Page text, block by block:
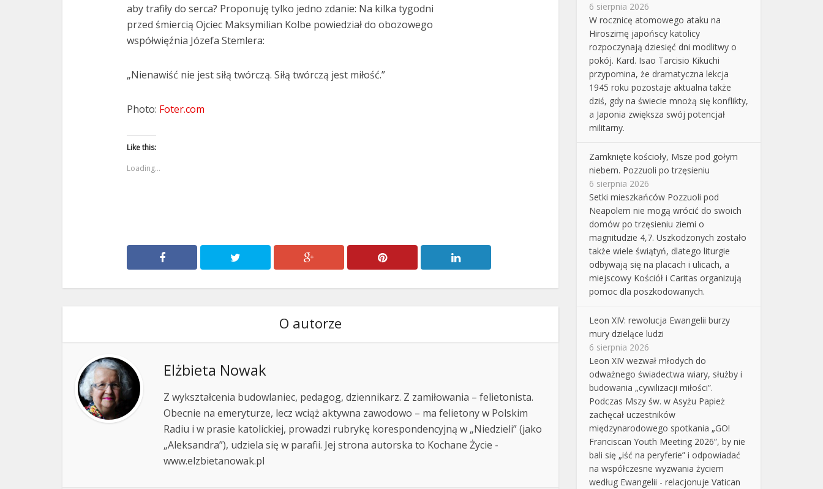
aby trafiły do serca? Proponuję tylko jedno zdanie: Na kilka tygodni
przed śmiercią Ojciec Maksymilian Kolbe powiedział do obozowego
współwięźnia Józefa Stemlera:
„Nienawiść nie jest siłą twórczą. Siłą twórczą jest miłość.”
Photo: Foter.com
Like this:
Loading...
O autorze
Elżbieta Nowak
Z wykształcenia budowlaniec, pedagog, dziennikarz. Z zamiłowania – felietonista.
Obecnie na emeryturze, lecz wciąż aktywna zawodowo – ma felietony w Polskim
Radiu i w prasie katolickiej, prowadzi rubrykę korespondencyjną w „Niedzieli” (jako
„Aleksandra”), udziela się w parafii. Jej strona autorska to Kochane Życie -
www.elzbietanowak.pl
6 sierpnia 2026
W rocznicę atomowego ataku na
Hiroszimę japońscy katolicy
rozpoczynają dziesięć dni modlitwy o
pokój. Kard. Isao Tarcisio Kikuchi
przypomina, że dramatyczna lekcja
1945 roku pozostaje aktualna także
dziś, gdy na świecie mnożą się konflikty,
a Japonia zwiększa swój potencjał
militarny.
Zamknięte kościoły, Msze pod gołym
niebem. Pozzuoli po trzęsieniu
6 sierpnia 2026
Setki mieszkańców Pozzuoli pod
Neapolem nie mogą wrócić do swoich
domów po trzęsieniu ziemi o
magnitudzie 4,7. Uszkodzonych zostało
także wiele świątyń, dlatego liturgie
odbywają się na placach i ulicach, a
miejscowy Kościół i Caritas organizują
pomoc dla poszkodowanych.
Leon XIV: rewolucja Ewangelii burzy
mury dzielące ludzi
6 sierpnia 2026
Leon XIV wezwał młodych do
odważnego świadectwa wiary, służby i
budowania „cywilizacji miłości”.
Podczas Mszy św. w Asyżu Papież
zachęcał uczestników
międzynarodowego spotkania „GO!
Franciscan Youth Meeting 2026”, by nie
bali się „iść na peryferie” i odpowiadać
na współczesne wyzwania życiem
według Ewangelii - relacjonuje Vatican